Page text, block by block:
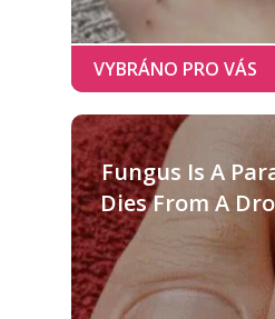
Fungus Is A
Dies From A